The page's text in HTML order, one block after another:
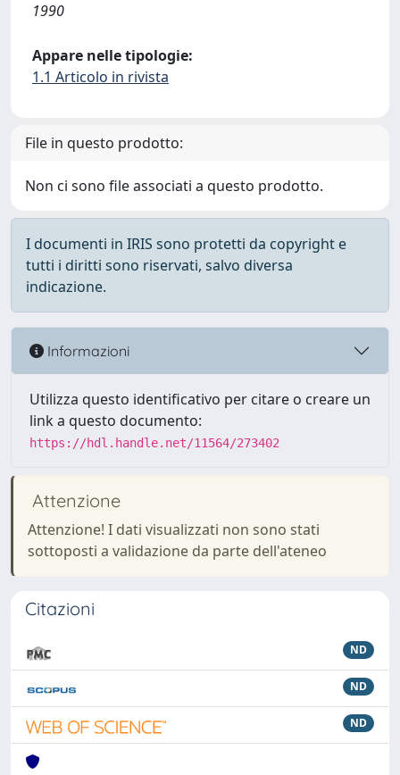
1990
Appare nelle tipologie:
1.1 Articolo in rivista
File in questo prodotto:
Non ci sono file associati a questo prodotto.
I documenti in IRIS sono protetti da copyright e
tutti i diritti sono riservati, salvo diversa
indicazione.
Informazioni
Utilizza questo identificativo per citare o creare un
link a questo documento:
https://hdl.handle.net/11564/273402
Attenzione
Attenzione! I dati visualizzati non sono stati
sottoposti a validazione da parte dell'ateneo
Citazioni
ND
ND
ND